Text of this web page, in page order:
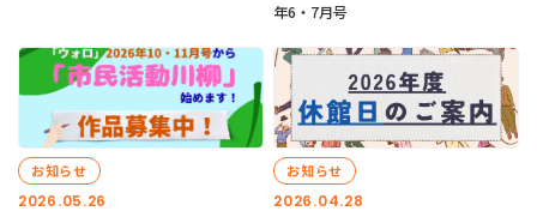
年6・7月号
2026.05.26
お知らせ
2026.04.28
お知らせ